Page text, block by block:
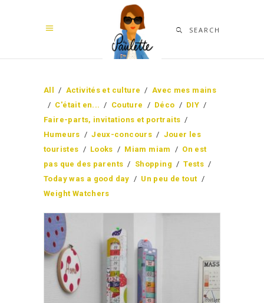
SEARCH
All / Activités et culture / Avec mes mains
/ C'était en... / Couture / Déco / DIY /
Faire-parts, invitations et portraits /
Humeurs / Jeux-concours / Jouer les
touristes / Looks / Miam miam / On est
pas que des parents / Shopping / Tests /
Today was a good day / Un peu de tout /
Weight Watchers